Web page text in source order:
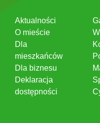
Aktualności
O mieście
Dla
mieszkańców
Dla biznesu
Deklaracja
dostępności